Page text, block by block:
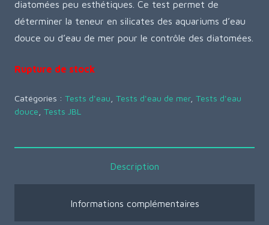
diatomées peu esthétiques. Ce test permet de
déterminer la teneur en silicates des aquariums d’eau
douce ou d’eau de mer pour le contrôle des diatomées.
Rupture de stock
Catégories : Tests d'eau Tests d'eau de mer, Tests d'eau
douce Tests JBL
Description
Informations complémentaires